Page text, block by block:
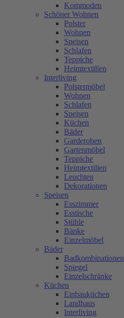
Kommoden
Schöner Wohnen
Polster
Wohnen
Speisen
Schlafen
Teppiche
Heimtextilien
Interliving
Polstermöbel
Wohnen
Schlafen
Speisen
Küchen
Bäder
Garderoben
Gartenmöbel
Teppiche
Heimtextilien
Leuchten
Dekorationen
Speisen
Esszimmer
Esstische
Stühle
Bänke
Einzelmöbel
Bäder
Badkombinationen
Spiegel
Einzelschränke
Küchen
Einbauküchen
Landhaus
Interliving